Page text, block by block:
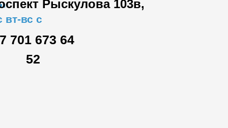
Рыскулова 103в,
вс с
701 673 64
52